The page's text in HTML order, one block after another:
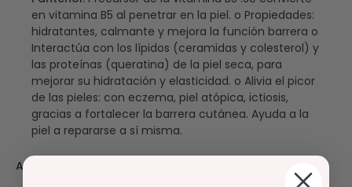
en vitamina B5 al penetrar en la piel. o Propiedades:
hidratantes, calmante y mejora la función barrera o
Interactúa con los lípidos (ceramidas y colesterol) y
las proteínas (queratina) de la piel seca, para
mejorar su hidratación y elasticidad. o Alivia el picor
de las pieles: con eczema, piel atópica, ictiosis,
gracias a fortalecer la barrera cutánea. Ayuda a la
piel a repararse a sí misma.
Alantoína: